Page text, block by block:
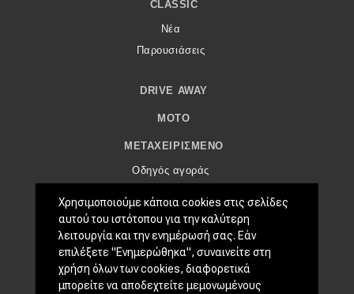
CLASSIC
Νέα
Παρουσιάσεις
DRIVE AWAY
MOTO
ΜΕΤΑΧΕΙΡΙΣΜΈΝΟ
Οδηγός αγοράς
ΧΡΗΣΤΙΚΆ
Συμβουλές
ΚΤΕΟ
Χρησιμοποιούμε κάποια cookies στις σελίδες
αυτού του ιστότοπου για την καλύτερη
λειτουργία και την ενημέρωσή σας. Εάν
επιλέξετε "Ενημερώθηκα", συναινείτε στη
χρήση όλων των cookies, διαφορετικά
μπορείτε να αποδεχτείτε μεμονωμένους